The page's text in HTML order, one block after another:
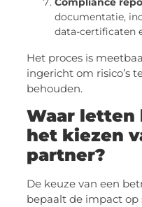
documentatie,
data-certificaten
Het proces is
ingericht om risico’s
behouden.
Waar letten
het kiezen
partner?
De keuze van een
bepaalt de impact op